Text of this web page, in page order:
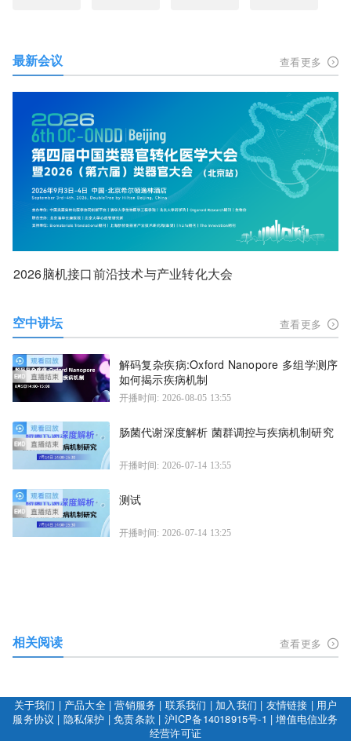
最新会议 查看更多
2026脑机接口前沿技术与产业转化大会
空中讲坛 查看更多
解码复杂疾病:Oxford Nanopore 多组学测序
如何揭示疾病机制
开播时间: 2026-08-05 13:55
肠菌代谢深度解析 菌群调控与疾病机制研究
开播时间: 2026-07-14 13:55
测试
开播时间: 2026-07-14 13:25
相关阅读 查看更多
关于我们 | 产品大全|营销服务 | 联系我们 | 加入我们 | 友情链接 | 用户
服务协议 | 隐私保护 |免责条款 | 沪ICP备14018915号-1 |增值电信业务
经营许可证